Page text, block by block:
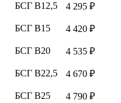
БСГ В12,5
4 295 ₽
БСГ В15
4 420 ₽
БСГ В20
4 535 ₽
БСГ В22,5
4 670 ₽
БСГ В25 4 790 ₽